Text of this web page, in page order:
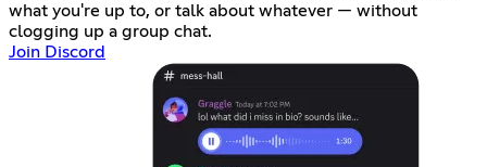
what you're up to, or talk about whatever — without
clogging up a group chat.
Join Discord